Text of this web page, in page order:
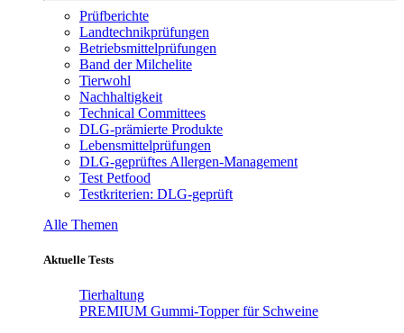
Prüfberichte
Landtechnikprüfungen
Betriebsmittelprüfungen
Band der Milchelite
Tierwohl
Nachhaltigkeit
Technical Committees
DLG-prämierte Produkte
Lebensmittelprüfungen
DLG-geprüftes Allergen-Management
Test Petfood
Testkriterien: DLG-geprüft
Alle Themen
Aktuelle Tests
Tierhaltung
PREMIUM Gummi-Topper für Schweine